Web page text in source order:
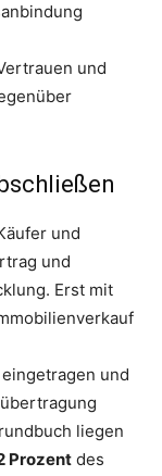
und
und
und
Erst mit
und
liegen
Prozent des